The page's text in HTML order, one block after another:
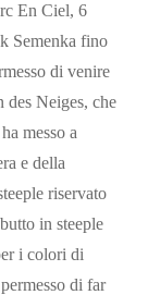
En Ciel, 6
Semenka fino
di venire
Neiges, che
messo a
e della
riservato
in steeple
i colori di
di far